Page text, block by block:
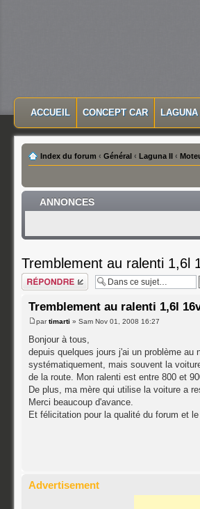
MENU PRINCIPAL
ACCUEIL CONCEPT CAR
Index du forum ‹ Général ‹ Laguna II ‹
ANNONCES
Tremblement au ralenti 1,6l
Répondre
Tremblement au ralenti 1,6l
partimarti » Sam Nov 01, 2008 16:27
Bonjour à tous,
depuis quelques jours j'ai un problème au
systématiquement, mais souvent la
de la route. Mon ralenti est entre 800 et
De plus, ma mère qui utilise la voiture a
Merci beaucoup d'avance.
Et félicitation pour la qualité du forum et
Advertisement